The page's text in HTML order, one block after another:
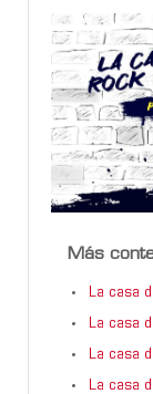
Más
La casa
La casa
La casa
La casa